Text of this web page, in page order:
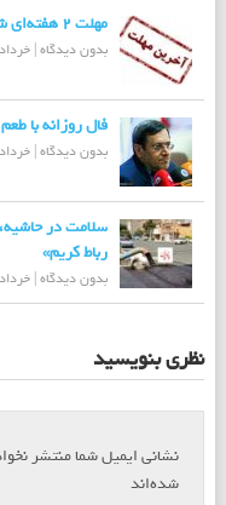
مهلت ۲ هفته‌ای شرکت گاز؛ مطالبه ساکنان از شرکت عمران پرند
بدون دیدگاه| خرداد 6, 1404
فال روزانه با
بدون دیدگاه| خرداد 7, 1403
سلامت در
رباط کریم»
بدون دیدگاه| خرداد 6, 1404
نظری بنویسید
نشانی ایمیل شما منتشر
شده‌اند